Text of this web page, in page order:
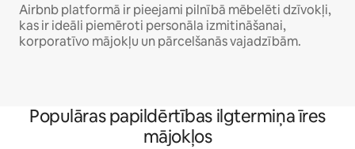
Airbnb platformā ir pieejami pilnībā mēbelēti dzīvokļi,
kas ir ideāli piemēroti personāla izmitināšanai,
korporatīvo mājokļu un pārcelšanās vajadzībām.
Populāras papildērtības ilgtermiņa īres
mājokļos